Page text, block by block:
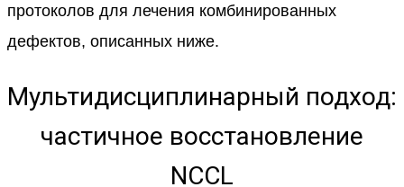
протоколов для лечения комбинированных
дефектов, описанных ниже.
Мультидисциплинарный подход:
частичное восстановление
NCCL